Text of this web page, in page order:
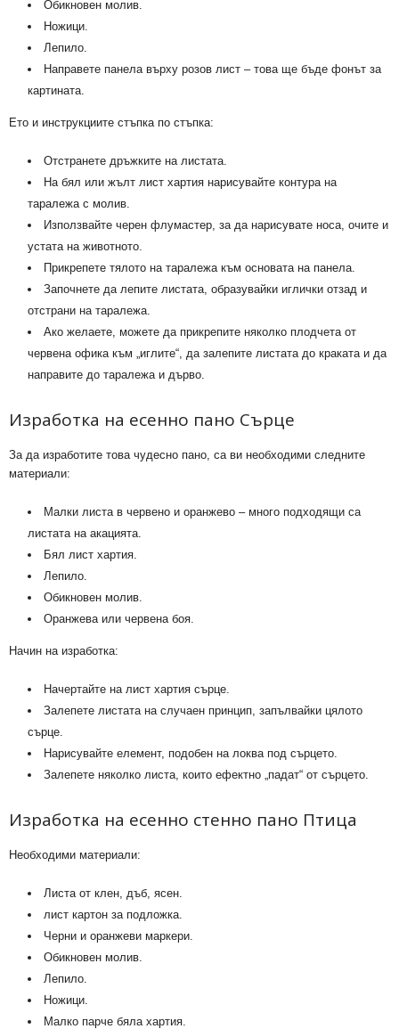
Обикновен молив.
Ножици.
Лепило.
Направете панела върху розов лист – това ще бъде фонът за
картината.
Ето и инструкциите стъпка по стъпка:
Отстранете дръжките на листата.
На бял или жълт лист хартия нарисувайте контура на
таралежа с молив.
Използвайте черен флумастер, за да нарисувате носа, очите и
устата на животното.
Прикрепете тялото на таралежа към основата на панела.
Започнете да лепите листата, образувайки иглички отзад и
отстрани на таралежа.
Ако желаете, можете да прикрепите няколко плодчета от
червена офика към „иглите“, да залепите листата до краката и да
направите до таралежа и дърво.
Изработка на есенно пано Сърце
За да изработите това чудесно пано, са ви необходими следните
материали:
Малки листа в червено и оранжево – много подходящи са
листата на акацията.
Бял лист хартия.
Лепило.
Обикновен молив.
Оранжева или червена боя.
Начин на изработка:
Начертайте на лист хартия сърце.
Залепете листата на случаен принцип, запълвайки цялото
сърце.
Нарисувайте елемент, подобен на локва под сърцето.
Залепете няколко листа, които ефектно „падат“ от сърцето.
Изработка на есенно стенно пано Птица
Необходими материали:
Листа от клен, дъб, ясен.
лист картон за подложка.
Черни и оранжеви маркери.
Обикновен молив.
Лепило.
Ножици.
Малко парче бяла хартия.